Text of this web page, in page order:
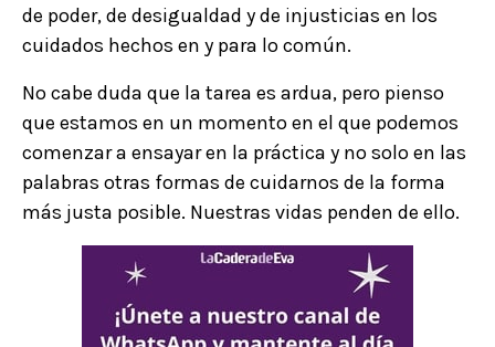
de poder, de desigualdad y de injusticias en los
cuidados hechos en y para lo común.
No cabe duda que la tarea es ardua, pero pienso
que estamos en un momento en el que podemos
comenzar a ensayar en la práctica y no solo en las
palabras otras formas de cuidarnos de la forma
más justa posible. Nuestras vidas penden de ello.